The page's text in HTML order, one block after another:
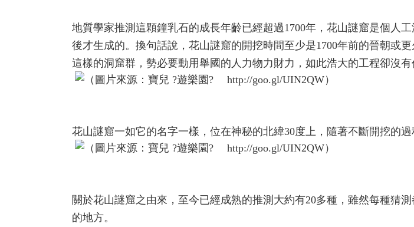
地質學家推測這顆鐘乳石的成長年齡已經超過1700年，花山謎窟是個人
後才生成的。換句話說，花山謎窟的開挖時間至少是1700年前的晉朝或
這樣的洞窟群，勢必要動用舉國的人力物力財力，如此浩大的工程卻沒有
花山謎窟一如它的名字一樣，位在神秘的北緯30度上，隨著不斷開挖的過
關於花山謎窟之由來，至今已經成熟的推測大約有20多種，雖然每種猜
的地方。